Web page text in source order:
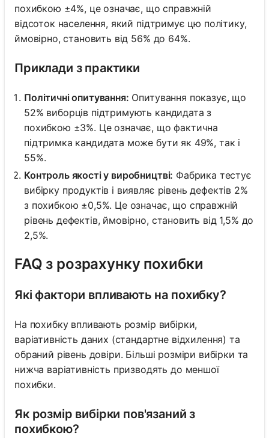
похибкою ±4%, це означає, що справжній
відсоток населення, який підтримує цю політику,
ймовірно, становить від 56% до 64%.
Приклади з практики
Політичні опитування: Опитування показує, що
52% виборців підтримують кандидата з
похибкою ±3%. Це означає, що фактична
підтримка кандидата може бути як 49%, так і
55%.
Контроль якості у виробництві: Фабрика тестує
вибірку продуктів і виявляє рівень дефектів 2%
з похибкою ±0,5%. Це означає, що справжній
рівень дефектів, ймовірно, становить від 1,5% до
2,5%.
FAQ з розрахунку похибки
Які фактори впливають на похибку?
На похибку впливають розмір вибірки,
варіативність даних (стандартне відхилення) та
обраний рівень довіри. Більші розміри вибірки та
нижча варіативність призводять до меншої
похибки.
Як розмір вибірки пов'язаний з
похибкою?